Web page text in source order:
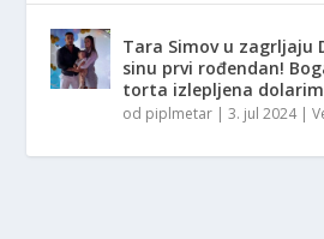
Tara Simov u zagrljaju
sinu prvi rođendan!
torta izlepljena
od piplmetar |3. jul 2024|